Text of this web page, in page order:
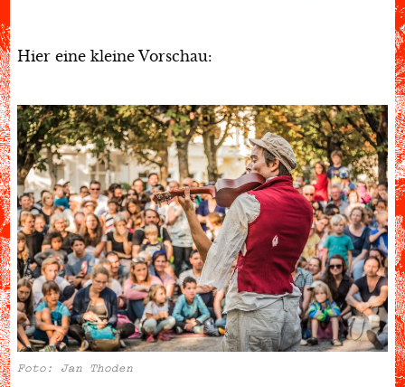
Hier eine kleine Vorschau:
Foto: Jan Thoden